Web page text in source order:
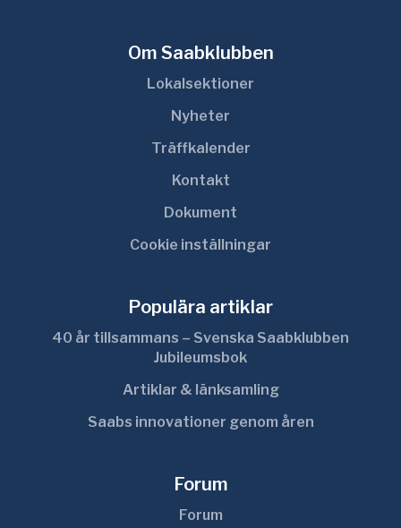
Om Saabklubben
Lokalsektioner
Nyheter
Träffkalender
Kontakt
Dokument
Cookie inställningar
Populära artiklar
40 år tillsammans – Svenska Saabklubben
Jubileumsbok
Artiklar & länksamling
Saabs innovationer genom åren
Forum
Forum